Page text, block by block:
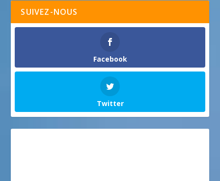
SUIVEZ-NOUS
Facebook
Twitter